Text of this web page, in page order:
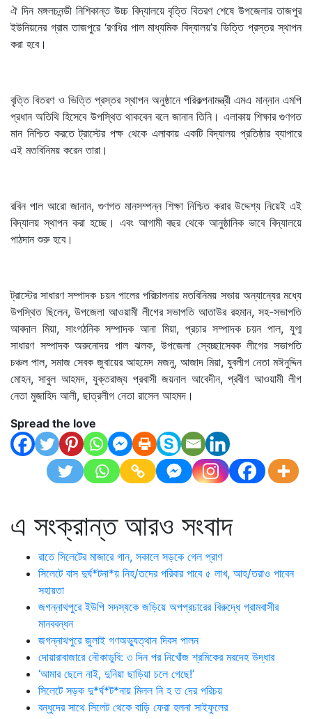
ঐ দিন মঙ্গলচনন্ডী নিশিকান্ত উচ্চ বিদ্যালয়ে বৃত্তি বিতরণ শেষে উপজেলার তাজপুর
ইউনিয়নের গ্রাম তাজপুরে ‘রণধির পাল মাধ্যমিক বিদ্যালয়’র ভিত্তি প্রস্তর স্থাপন
করা হবে।
বৃত্তি বিতরণ ও ভিত্তি প্রস্তর স্থাপন অনুষ্ঠানে পরিকল্পনামন্ত্রী এমএ মান্নান এমপি
প্রধান অতিথি হিসেবে উপস্থিত থাকবেন বলে জানান তিনি। এলাকায় শিক্ষার গুণগত
মান নিশ্চিত করতে ট্রাস্টের পক্ষ থেকে এলাকায় একটি বিদ্যালয় প্রতিষ্ঠার ব্যাপারে
এই মতবিনিময় করেন তারা।
রবিন পাল আরো জানান, গুণগত মানসম্পন্ন শিক্ষা নিশ্চিত করার উদ্দেশ্য নিয়েই এই
বিদ্যালয় স্থাপন করা হচ্ছে। এবং আগামী বছর থেকে আনুষ্ঠানিক ভাবে বিদ্যালয়ে
পাঠদান শুরু হবে।
ট্রাস্টের সাধারণ সম্পাদক চয়ন পালের পরিচালনায় মতবিনিময় সভায় অন্যান্যের মধ্যে
উপস্থিত ছিলেন, উপজেলা আওয়ামী লীগের সভাপতি আতাউর রহমান, সহ-সভাপতি
আবদাল মিয়া, সাংগঠনিক সম্পাদক আনা মিয়া, প্রচার সম্পাদক চয়ন পাল, যুগ্ম
সাধারণ সম্পাদক অরুনোদয় পাল ঝলক, উপজেলা স্বেচ্ছাসেবক লীগের সভাপতি
চঞ্চল পাল, সমাজ সেবক জুবায়ের আহমেদ মজনু, আজাদ মিয়া, যুবলীগ নেতা মঈনুদ্দিন
মোহন, সাবুল আহমদ, যুক্তরাজ্য প্রবাসী জয়নাল আবেদীন, প্রবীণ আওয়ামী লীগ
নেতা মুজাহিদ আলী, ছাত্রলীগ নেতা রাসেল আহমদ।
Spread the love
এ সংক্রান্ত আরও সংবাদ
রাতে সিলেটের মাজারে গান, সকালে সড়কে গেল প্রাণ
সিলেটে বাস দুর্ঘ*টনা*য় নিহ/তদের পরিবার পাবে ৫ লাখ, আহ/তরাও পাবেন
সহায়তা
জগন্নাথপুরে ইউপি সদস্যকে জড়িয়ে অপপ্রচারের বিরুদ্ধে গ্রামবাসীর
মানববন্ধন
জগন্নাথপুরে জুলাই গণঅভ্যুত্থান দিবস পালন
দোয়ারাবাজারে নৌকাডুবি: ৩ দিন পর নিখোঁজ শ্রমিকের মরদেহ উদ্ধার
‘আমার ছেলে নাই, দুনিয়া ছাড়িয়া চলে গেছে!’
সিলেটে সড়ক দু*র্ঘ*ট*নায় মিলল নি হ ত দের পরিচয়
বন্ধুদের সাথে সিলেট থেকে বাড়ি ফেরা হলনা সাইফুলের